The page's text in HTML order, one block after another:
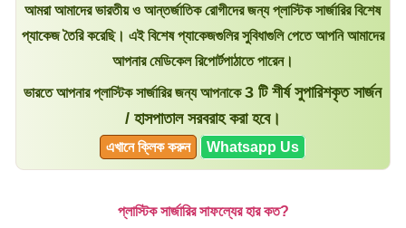
আমরা আমাদের ভারতীয় ও আন্তর্জাতিক রোগীদের জন্য প্লাস্টিক সার্জারির বিশেষ
প্যাকেজ তৈরি করেছি। এই বিশেষ প্যাকেজগুলির সুবিধাগুলি পেতে আপনি আমাদের
আপনার মেডিকেল রিপোর্টপাঠাতে পারেন।
ভারতে আপনার প্লাস্টিক সার্জারির জন্য আপনাকে3 টি শীর্ষ সুপারিশকৃত সার্জন
/ হাসপাতাল সরবরাহ করা হবে।
এখানে ক্লিক করুন Whatsapp Us
প্লাস্টিক সার্জারির সাফল্যের হার কত?